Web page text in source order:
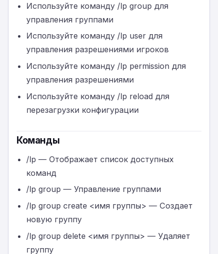
Используйте команду /lp group для
управления группами
Используйте команду /lp user для
управления разрешениями игроков
Используйте команду /lp permission для
управления разрешениями
Используйте команду /lp reload для
перезагрузки конфигурации
Команды
/lp — Отображает список доступных
команд
/lp group — Управление группами
/lp group create <имя группы> — Создает
новую группу
/lp group delete <имя группы> — Удаляет
группу